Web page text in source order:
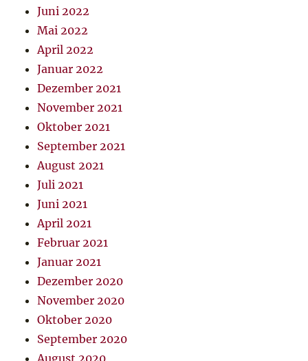
Juni 2022
Mai 2022
April 2022
Januar 2022
Dezember 2021
November 2021
Oktober 2021
September 2021
August 2021
Juli 2021
Juni 2021
April 2021
Februar 2021
Januar 2021
Dezember 2020
November 2020
Oktober 2020
September 2020